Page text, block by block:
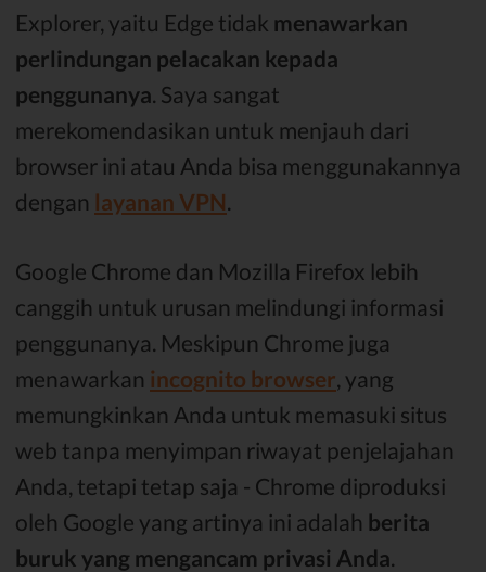
Explorer, yaitu Edge tidak menawarkan
perlindungan pelacakan kepada
penggunanya . Saya sangat
merekomendasikan untuk menjauh dari
browser ini atau Anda bisa menggunakannya
dengan layanan VPN
Google Chrome dan Mozilla Firefox lebih
canggih untuk urusan melindungi informasi
penggunanya. Meskipun Chrome juga
menawarkan incognito browser , yang
memungkinkan Anda untuk memasuki situs
web tanpa menyimpan riwayat penjelajahan
Anda, tetapi tetap saja - Chrome diproduksi
oleh Google yang artinya ini adalah berita
buruk yang mengancam privasi Anda